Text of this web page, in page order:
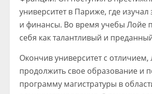
университет в Париже, где
и финансы. Во время учебы Лойе
себя как талантливый и
Окончив университет с
продолжить свое образование и
программу магистратуры в